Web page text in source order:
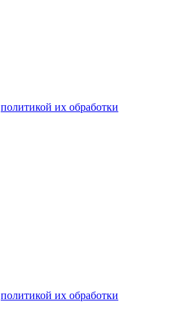
политикой их обработки
политикой их обработки